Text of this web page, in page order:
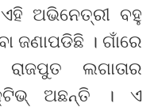
ଅଭିନେତ୍ରୀ ବହୁ
ଜଣାପଡିଛି । ଗାଁରେ
ଲଗାତାର
ଅଛନ୍ତି । ଏ